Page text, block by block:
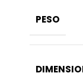
PESO